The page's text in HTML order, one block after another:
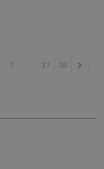
7 ... 37 38